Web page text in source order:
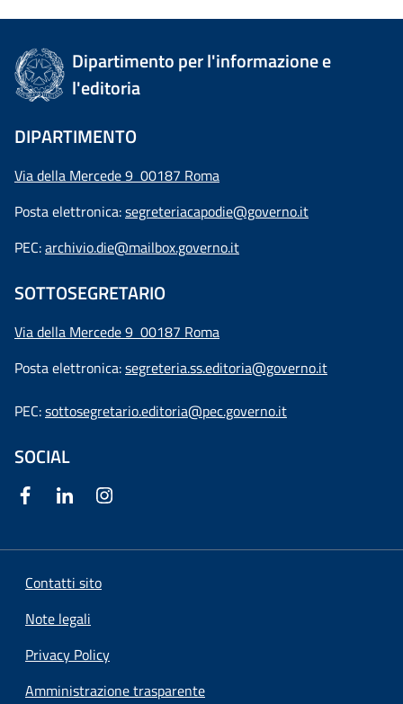
Dipartimento per l'informazione e
l'editoria
DIPARTIMENTO
Via della Mercede 9 00187 Roma
Posta elettronica:segreteriacapodie@governo.it
PEC:archivio.die@mailbox.governo.it
SOTTOSEGRETARIO
Via della Mercede 9 00187 Roma
Posta elettronica:segreteria.ss.editoria@governo.it
PEC:sottosegretario.editoria@pec.governo.it
SOCIAL
Contatti sito
Note legali
Privacy Policy
Amministrazione trasparente